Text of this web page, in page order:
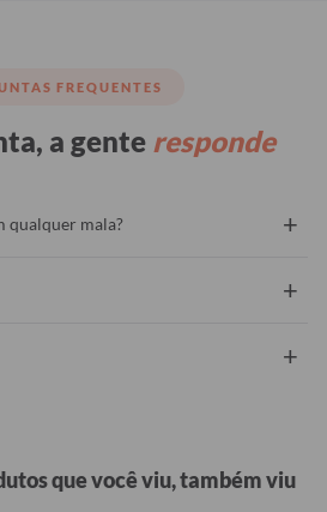
FREQUENTES
a gente responde
qualquer mala? +
+
+
que você viu, também viu